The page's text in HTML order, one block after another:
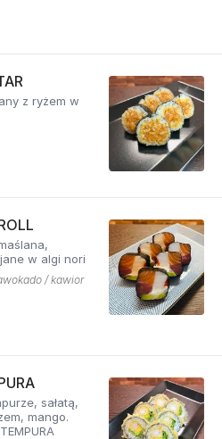
z ryżem w
w algi nori
/ kawior
sałatą,
mango.